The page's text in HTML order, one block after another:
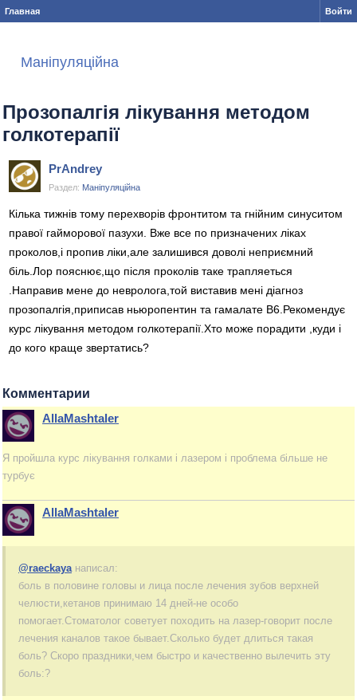
Главная Войти
Маніпуляційна
Прозопалгія лікування методом
голкотерапії
PrAndrey
Раздел: Маніпуляційна
Кілька тижнів тому перехворів фронтитом та гнійним синуситом
правої гайморової пазухи. Вже все по призначених ліках
проколов,і пропив ліки,але залишився доволі неприємний
біль.Лор пояснює,що після проколів таке трапляеться
.Направив мене до невролога,той виставив мені діагноз
прозопалгія,приписав ньюропентин та гамалате В6.Рекомендує
курс лікування методом голкотерапії.Хто може порадити ,куди і
до кого краще звертатись?
Комментарии
AllaMashtaler
Я пройшла курс лікування голками і лазером і проблема більше не
турбує
AllaMashtaler
@raeckaya написал:
боль в половине головы и лица после лечения зубов верхней
челюсти,кетанов принимаю 14 дней-не особо
помогает.Стоматолог советует походить на лазер-говорит после
лечения каналов такое бывает.Сколько будет длиться такая
боль? Скоро праздники,чем быстро и качественно вылечить эту
боль:?